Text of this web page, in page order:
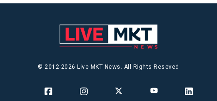
© 2012-2026 Live MKT News. All Rights Reseved